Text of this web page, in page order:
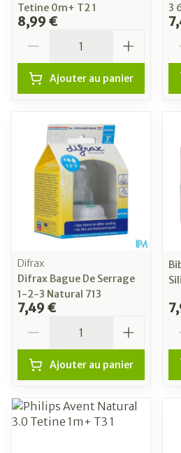
Tetine 0m+ T2 1
8,99 €
Ajouter au panier
3
Difrax
Difrax Bague De Serrage
1-2-3 Natural 713
7,49 €
Ajouter au panier